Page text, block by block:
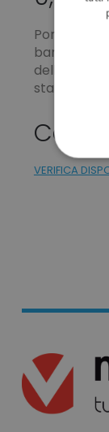
bamboo è
delle
stampa.
Colori
VERIFICA